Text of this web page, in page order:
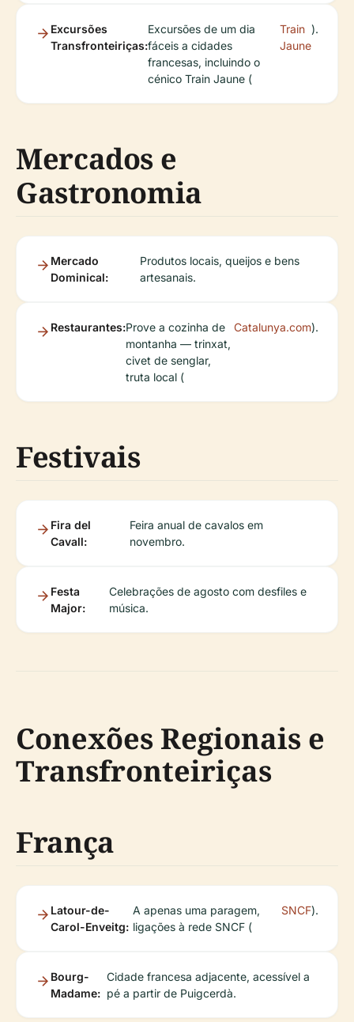
Excursões
Transfronteiriças:
Excursões de um dia
fáceis a cidades
francesas, incluindo o
cénico Train Jaune (
Train
Jaune
).
Mercados e
Gastronomia
Mercado
Dominical:
Produtos locais, queijos e bens
artesanais.
Restaurantes:Prove a cozinha de
montanha — trinxat,
civet de senglar,
truta local (
Catalunya.com).
Festivais
Fira del
Cavall:
Feira anual de cavalos em
novembro.
Festa
Major:
Celebrações de agosto com desfiles e
música.
Conexões Regionais e
Transfronteiriças
França
Latour-de-
Carol-Enveitg:
A apenas uma paragem,
ligações à rede SNCF (
SNCF).
Bourg-
Madame:
Cidade francesa adjacente, acessível a
pé a partir de Puigcerdà.